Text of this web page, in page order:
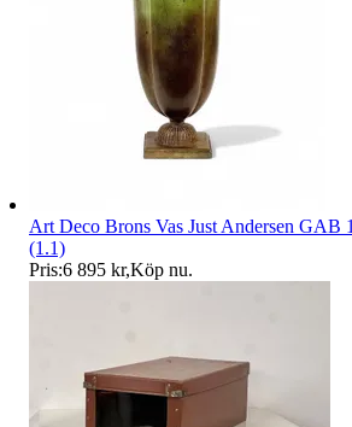
Art Deco Brons Vas Just Andersen GAB
(1.1)
Pris:6 895 kr,Köp nu.